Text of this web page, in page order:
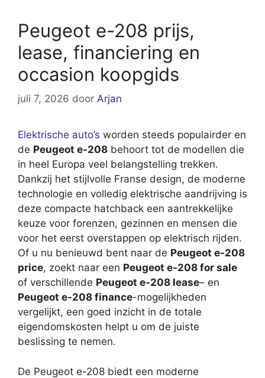
Peugeot e-208 prijs,
lease, financiering en
occasion koopgids
juli 7, 2026 door Arjan
Elektrische auto’s worden steeds populairder en
de Peugeot e-208 behoort tot de modellen die
in heel Europa veel belangstelling trekken.
Dankzij het stijlvolle Franse design, de moderne
technologie en volledig elektrische aandrijving is
deze compacte hatchback een aantrekkelijke
keuze voor forenzen, gezinnen en mensen die
voor het eerst overstappen op elektrisch rijden.
Of u nu benieuwd bent naar de Peugeot e-208
price, zoekt naar een Peugeot e-208 for sale
of verschillende Peugeot e-208 lease– en
Peugeot e-208 finance-mogelijkheden
vergelijkt, een goed inzicht in de totale
eigendomskosten helpt u om de juiste
beslissing te nemen.
De Peugeot e-208 biedt een moderne